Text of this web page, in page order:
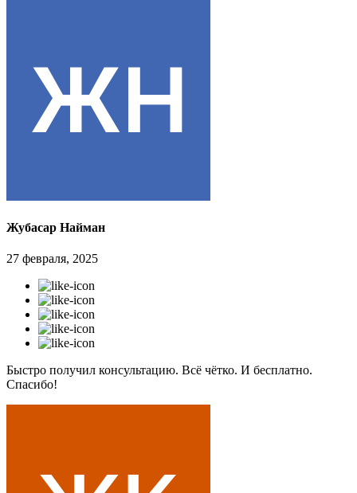
Жубасар Найман
27 февраля, 2025
Быстро получил консультацию. Всё чётко. И бесплатно.
Спасибо!